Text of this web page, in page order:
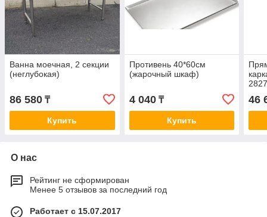
Ванна моечная, 2 секции
(неглубокая)
86 580 ₸
Купить
Противень 40*60см
(жарочный шкаф)
4 040₸
Купить
46
О нас
Рейтинг не сформирован
Менее 5 отзывов за последний год
Работает с 15.07.2017